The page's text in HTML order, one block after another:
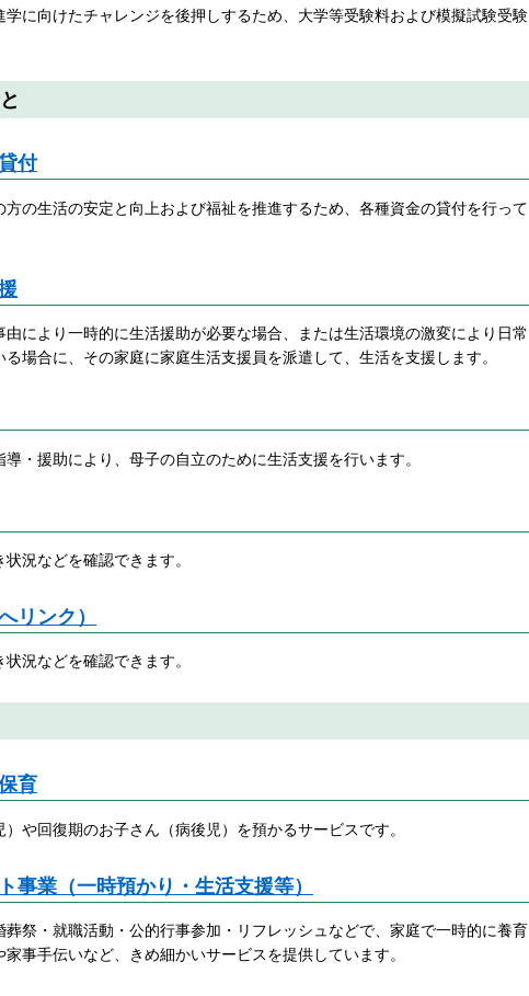
に向けたチャレンジを後押しするため、大学等受験料および模擬試験受験
付
の生活の安定と向上および福祉を推進するため、各種資金の貸付を行って
により一時的に生活援助が必要な場合、または生活環境の激変により日常
場合に、その家庭に家庭生活支援員を派遣して、生活を支援します。
・援助により、母子の自立のために生活支援を行います。
況などを確認できます。
リンク）
況などを確認できます。
育
や回復期のお子さん（病後児）を預かるサービスです。
事業（一時預かり・生活支援等）
祭・就職活動・公的行事参加・リフレッシュなどで、家庭で一時的に養育
事手伝いなど、きめ細かいサービスを提供しています。